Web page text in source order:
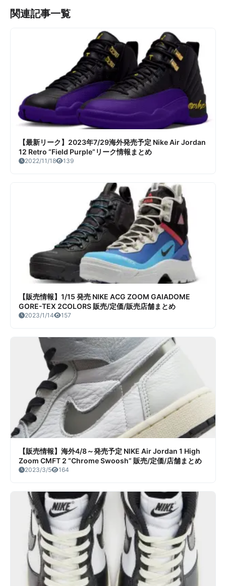
関連記事一覧
【最新リーク】2023年7/29海外発売予定 Nike Air Jordan
12 Retro “Field Purple”リーク情報まとめ
2022/11/18 139
【販売情報】1/15 発売 NIKE ACG ZOOM GAIADOME
GORE-TEX 2COLORS 販売/定価/販売店舗まとめ
2023/1/14 157
【販売情報】海外4/8～発売予定 NIKE Air Jordan 1 High
Zoom CMFT 2 “Chrome Swoosh” 販売/定価/店舗まとめ
2023/3/5 164